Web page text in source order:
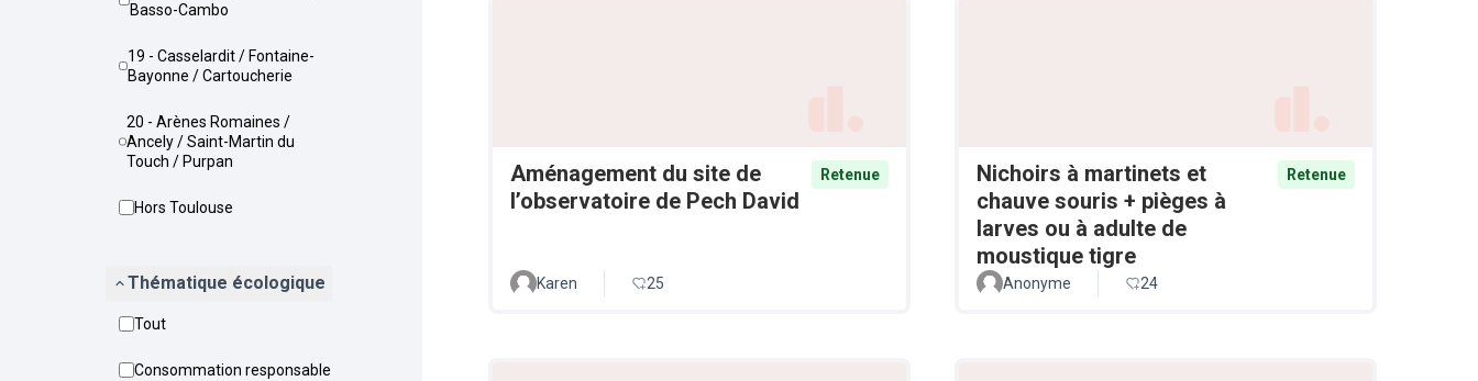
Basso-Cambo
19 - Casselardit / Fontaine-
Bayonne / Cartoucherie
20 - Arènes Romaines /
Ancely / Saint-Martin du
Touch / Purpan
Hors Toulouse
Thématique écologique
Tout
Consommation responsable
Aménagement du site de
l’observatoire de Pech David
Retenue
Karen 25
Nichoirs à martinets et
chauve souris + pièges à
larves ou à adulte de
moustique tigre
Retenue
Anonyme 24